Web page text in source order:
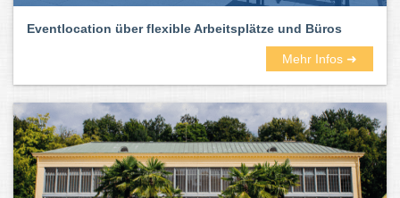
Eventlocation über flexible Arbeitsplätze und Büros
Mehr Infos ➜